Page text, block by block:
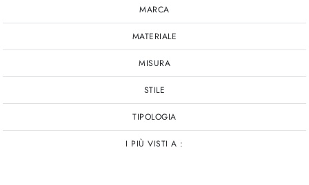
MARCA
MATERIALE
MISURA
STILE
TIPOLOGIA
I PIÙ VISTI A :